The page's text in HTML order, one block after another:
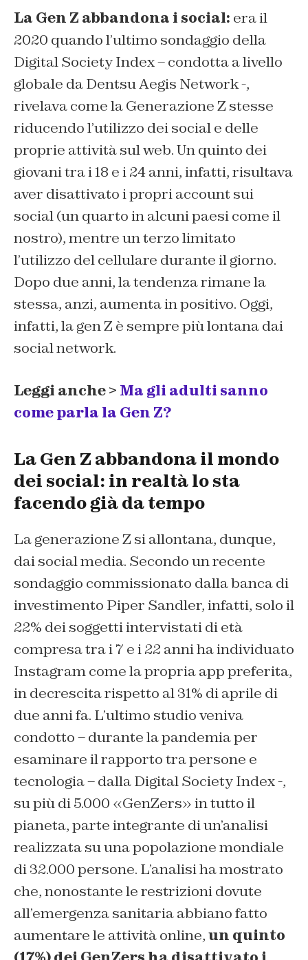
La Gen Z abbandona i social: era il
2020 quando l’ultimo sondaggio della
Digital Society Index – condotta a livello
globale da Dentsu Aegis Network -,
rivelava come la Generazione Z stesse
riducendo l’utilizzo dei social e delle
proprie attività sul web. Un quinto dei
giovani tra i 18 e i 24 anni, infatti, risultava
aver disattivato i propri account sui
social (un quarto in alcuni paesi come il
nostro), mentre un terzo limitato
l’utilizzo del cellulare durante il giorno.
Dopo due anni, la tendenza rimane la
stessa, anzi, aumenta in positivo. Oggi,
infatti, la gen Z è sempre più lontana dai
social network.
Leggi anche > Ma gli adulti sanno
come parla la Gen Z?
La Gen Z abbandona il mondo
dei social: in realtà lo sta
facendo già da tempo
La generazione Z si allontana, dunque,
dai social media. Secondo un recente
sondaggio commissionato dalla banca di
investimento Piper Sandler, infatti, solo il
22% dei soggetti intervistati di età
compresa tra i 7 e i 22 anni ha individuato
Instagram come la propria app preferita,
in decrescita rispetto al 31% di aprile di
due anni fa. L’ultimo studio veniva
condotto – durante la pandemia per
esaminare il rapporto tra persone e
tecnologia – dalla Digital Society Index -,
su più di 5.000 «GenZers» in tutto il
pianeta, parte integrante di un’analisi
realizzata su una popolazione mondiale
di 32.000 persone. L’analisi ha mostrato
che, nonostante le restrizioni dovute
all’emergenza sanitaria abbiano fatto
aumentare le attività online,un quinto